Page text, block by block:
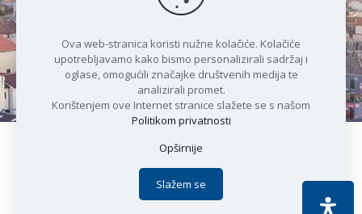
Čudesan spoj kristalnog mora i
prirode
Copyright © 2021 Općina Karlobag | Sva prava pridržana |
Politika privatnosti
Apoc IT
Ova web-stranica koristi nužne kolačiće. Kolačiće
upotrebljavamo kako bismo personalizirali sadržaj i
oglase, omogućili značajke društvenih medija te
analizirali promet.
Korištenjem ove Internet stranice slažete se s našom
Politikom privatnosti
Opširnije
Slažem se